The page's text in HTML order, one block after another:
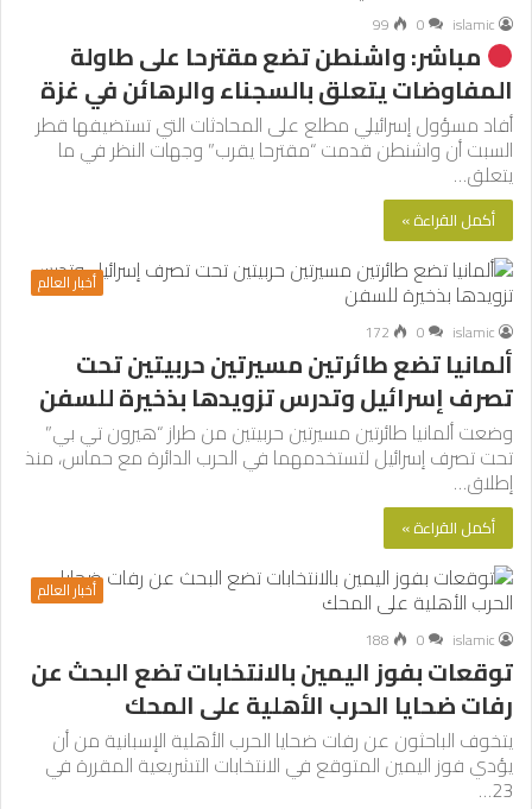
islamic
0
99
مباشر: واشنطن تضع مقترحا على طاولة
المفاوضات يتعلق بالسجناء والرهائن في غزة
أفاد مسؤول إسرائيلي مطلع على المحادثات التي تستضيفها قطر
السبت أن واشنطن قدمت “مقترحا يقرب” وجهات النظر في ما
يتعلق…
أكمل القراءة »
أخبار العالم
islamic
0
172
ألمانيا تضع طائرتين مسيرتين حربيتين تحت
تصرف إسرائيل وتدرس تزويدها بذخيرة للسفن
وضعت ألمانيا طائرتين مسيرتين حربيتين من طراز “هيرون تي بي”
تحت تصرف إسرائيل لتستخدمهما في الحرب الدائرة مع حماس، منذ
إطلاق…
أكمل القراءة »
أخبار العالم
islamic
0
188
توقعات بفوز اليمين بالانتخابات تضع البحث عن
رفات ضحايا الحرب الأهلية على المحك
يتخوف الباحثون عن رفات ضحايا الحرب الأهلية الإسبانية من أن
يؤدي فوز اليمين المتوقع في الانتخابات التشريعية المقررة في
23…